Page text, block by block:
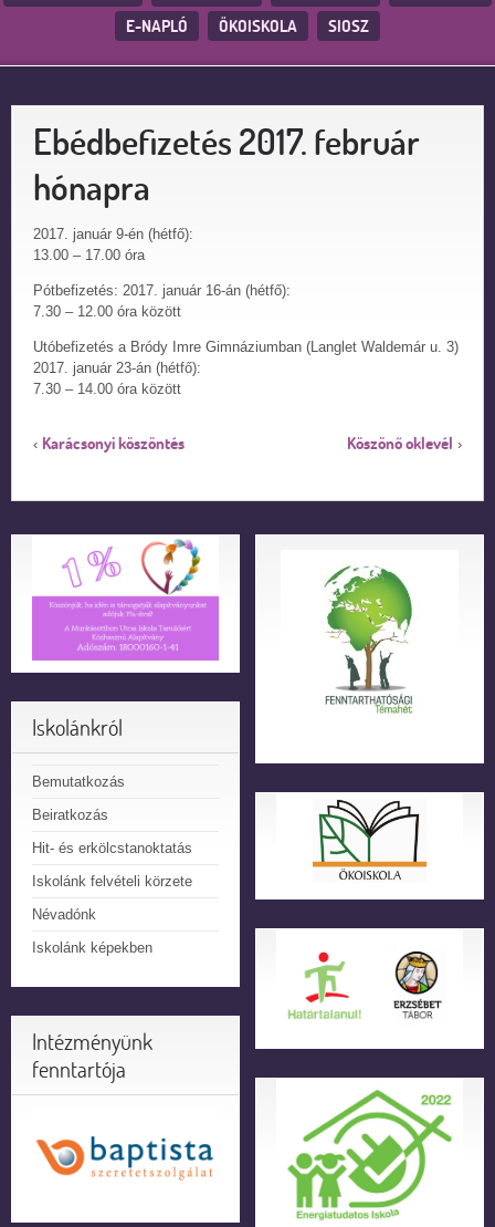
E-NAPLÓ
ÖKOISKOLA SIOSZ
Ebédbefizetés 2017. február
hónapra
2017. január 9-én (hétfő):
13.00 – 17.00 óra
Pótbefizetés: 2017. január 16-án (hétfő):
7.30 – 12.00 óra között
Utóbefizetés a Bródy Imre Gimnáziumban (Langlet Waldemár u. 3)
2017. január 23-án (hétfő):
7.30 – 14.00 óra között
‹ Karácsonyi köszöntés Köszönő oklevél ›
Iskolánkról
Bemutatkozás
Beiratkozás
Hit- és erkölcstanoktatás
Iskolánk felvételi körzete
Névadónk
Iskolánk képekben
Intézményünk
fenntartója